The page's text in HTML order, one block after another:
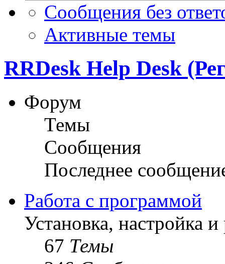
Сообщения без
Активные темы
RRDesk Help Desk
Форум
Темы
Сообщения
Последнее
Работа с программой
Установка, настройка
67 Темы